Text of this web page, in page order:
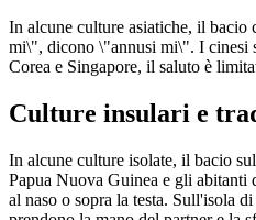
In alcune culture asiatiche, il bacio
mi\", dicono \"annusi mi\". I cinesi
Corea e Singapore, il saluto è
Culture insulari e
In alcune culture isolate, il bacio
Papua Nuova Guinea e gli
al naso o sopra la testa. Sull'isola